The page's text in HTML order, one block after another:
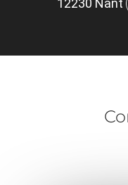
12230 Nant